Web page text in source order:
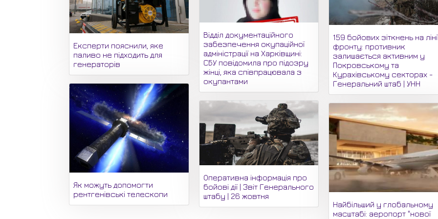
Експерти пояснили, яке
паливо не підходить для
генераторів
Як можуть допомогти
рентгенівські телескопи
Відділ документаційного
забезпечення окупаційної
адміністрації на Харківщині:
СБУ повідомила про підозру
жінці, яка співпрацювала з
окупантами
Оперативна інформація про
бойові дії | Звіт Генерального
штабу | 26 жовтня
159 бойових зіткнень на
фронту: противник
залишається активним у
Покровському та
Курахівському секторах -
Генеральний штаб | УНН
Найбільший у глобальному
масштабі: аеропорт "нової